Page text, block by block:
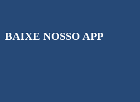
BAIXE NOSSO APP